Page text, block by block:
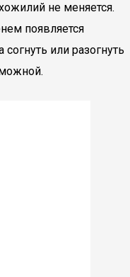
не меняется.
появляется
или разогнуть